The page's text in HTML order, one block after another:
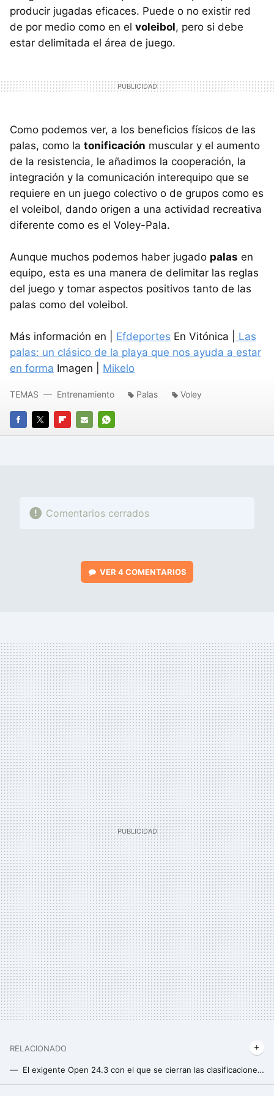
producir jugadas eficaces. Puede o no existir red
de por medio como en el voleibol, pero si debe
estar delimitada el área de juego.
Como podemos ver, a los beneficios físicos de las
palas, como la tonificación muscular y el aumento
de la resistencia, le añadimos la cooperación, la
integración y la comunicación interequipo que se
requiere en un juego colectivo o de grupos como es
el voleibol, dando origen a una actividad recreativa
diferente como es el Voley-Pala.
Aunque muchos podemos haber jugado palas en
equipo, esta es una manera de delimitar las reglas
del juego y tomar aspectos positivos tanto de las
palas como del voleibol.
Más información en | Efdeportes En Vitónica |
Las
palas: un clásico de la playa que nos ayuda a estar
en forma Imagen | Mikelo
FACEBOOK
TWITTERFLIPBOARD
E-
WHATSAPP
TEMAS Entrenamiento Palas Voley
Comentarios cerrados
VER 4 COMENTARIOS
RELACIONADO
El exigente Open 24.3 con el que se cierran las clasificaciones para los CrossFit Games 2024